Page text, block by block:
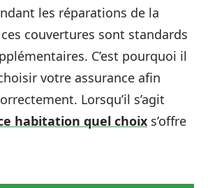
les réparations de la
couvertures sont standards
C’est pourquoi il
votre assurance afin
Lorsqu’il s’agit
habitation quel choix s’offre